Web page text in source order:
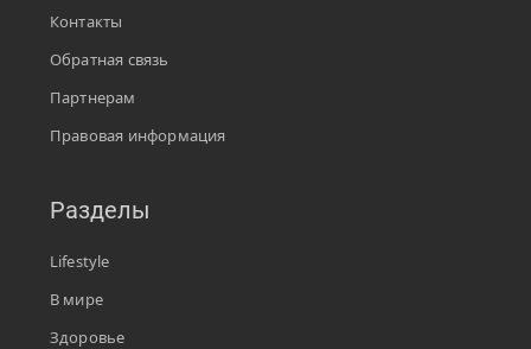
Контакты
Обратная связь
Партнерам
Правовая информация
Разделы
Lifestyle
В мире
Здоровье